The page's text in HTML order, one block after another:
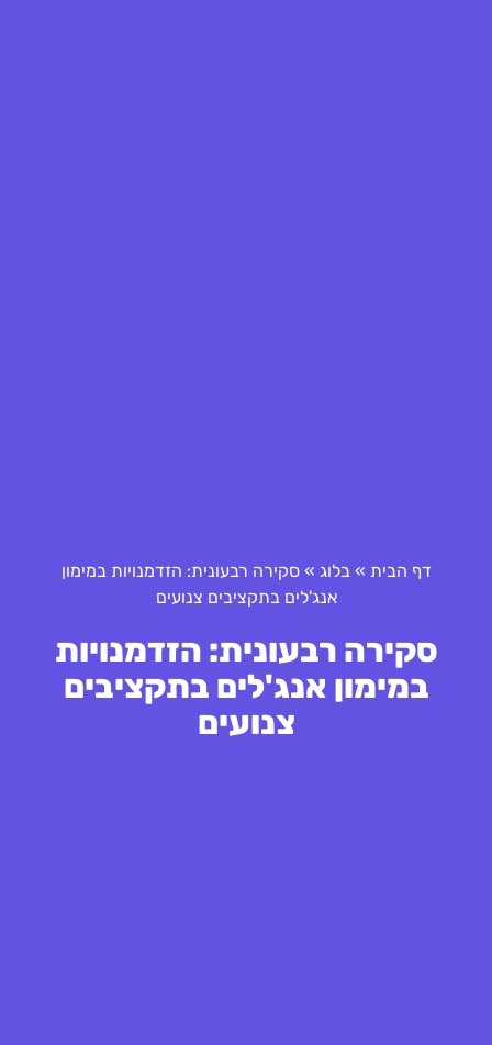
דף הבית »בלוג »סקירה רבעונית: הזדמנויות במימון
אנג'לים בתקציבים צנועים
סקירה רבעונית: הזדמנויות
במימון אנג'לים בתקציבים
צנועים